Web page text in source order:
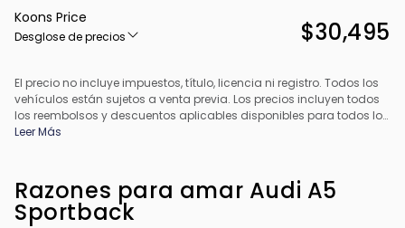
Koons Price
Desglose de precios $30,495
El precio no incluye impuestos, título, licencia ni registro. Todos los
vehículos están sujetos a venta previa. Los precios incluyen todos
los reembolsos y descuentos aplicables disponibles para todos los
consumidores; pueden aplicarse reembolsos adicionales. Es
de procesamiento del concesionario. El precio real del
concesionario puede variar.
Leer Más
Razones para amar Audi A5
Sportback